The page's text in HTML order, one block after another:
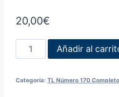
20,00€
Añadir al
Categoría: TL Número 170 Completo